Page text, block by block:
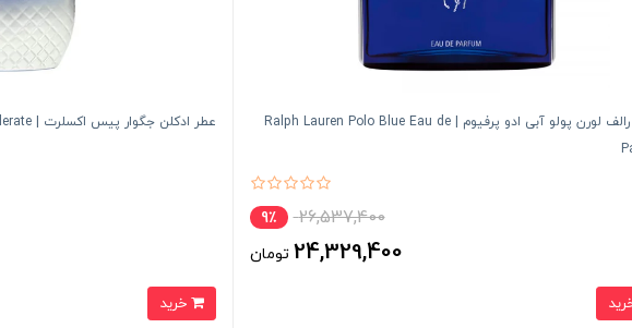
ادکلن رالف لورن پولو آبی ادو پرفیوم | Ralph Lauren Polo Blue Eau de
26,537,400 9٪
24,329,400 تومان
عطر ادکلن جگوار پیس اکسلرت | Jaguar Pace Accelerate
خرید